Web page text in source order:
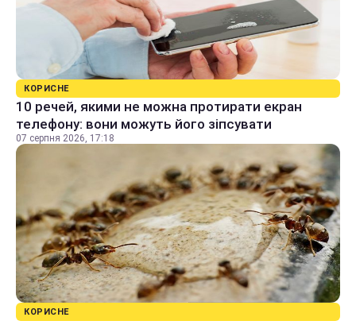
КОРИСНЕ
10 речей, якими не можна протирати екран
телефону: вони можуть його зіпсувати
07 серпня 2026, 17:18
КОРИСНЕ